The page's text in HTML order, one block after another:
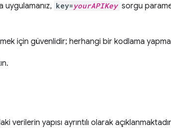
uygulamanız, key=yourAPIKey sorgu
için güvenlidir; herhangi bir kodlama
verilerin yapısı ayrıntılı olarak